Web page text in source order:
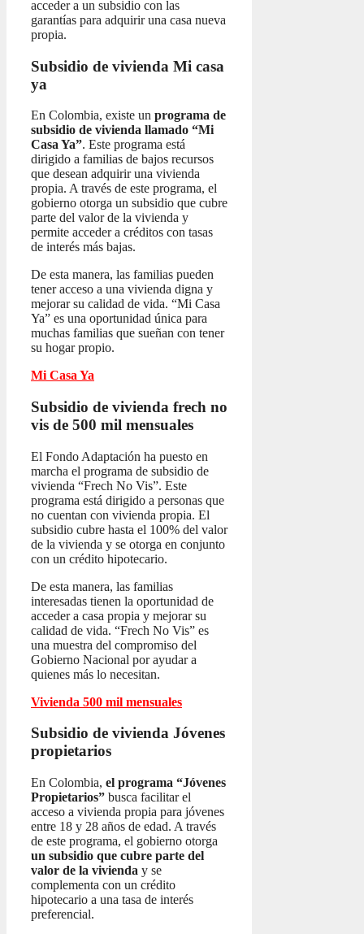
acceder a un subsidio con las
garantías para adquirir una casa nueva
propia.
Subsidio de vivienda Mi casa
ya
En Colombia, existe un programa de
subsidio de vivienda llamado “Mi
Casa Ya”. Este programa está
dirigido a familias de bajos recursos
que desean adquirir una vivienda
propia. A través de este programa, el
gobierno otorga un subsidio que cubre
parte del valor de la vivienda y
permite acceder a créditos con tasas
de interés más bajas.
De esta manera, las familias pueden
tener acceso a una vivienda digna y
mejorar su calidad de vida. “Mi Casa
Ya” es una oportunidad única para
muchas familias que sueñan con tener
su hogar propio.
Mi Casa Ya
Subsidio de vivienda frech no
vis de 500 mil mensuales
El Fondo Adaptación ha puesto en
marcha el programa de subsidio de
vivienda “Frech No Vis”. Este
programa está dirigido a personas que
no cuentan con vivienda propia. El
subsidio cubre hasta el 100% del valor
de la vivienda y se otorga en conjunto
con un crédito hipotecario.
De esta manera, las familias
interesadas tienen la oportunidad de
acceder a casa propia y mejorar su
calidad de vida. “Frech No Vis” es
una muestra del compromiso del
Gobierno Nacional por ayudar a
quienes más lo necesitan.
Vivienda 500 mil mensuales
Subsidio de vivienda Jóvenes
propietarios
En Colombia, el programa “Jóvenes
Propietarios” busca facilitar el
acceso a vivienda propia para jóvenes
entre 18 y 28 años de edad. A través
de este programa, el gobierno otorga
un subsidio que cubre parte del
valor de la vivienda y se
complementa con un crédito
hipotecario a una tasa de interés
preferencial.